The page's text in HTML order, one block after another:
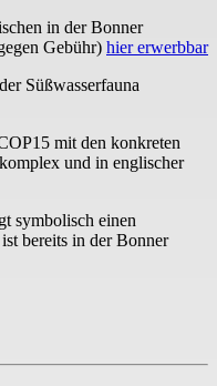
in der Bonner
Gebühr) hier erwerbbar
Süßwasserfauna
mit den konkreten
und in englischer
symbolisch einen
bereits in der Bonner